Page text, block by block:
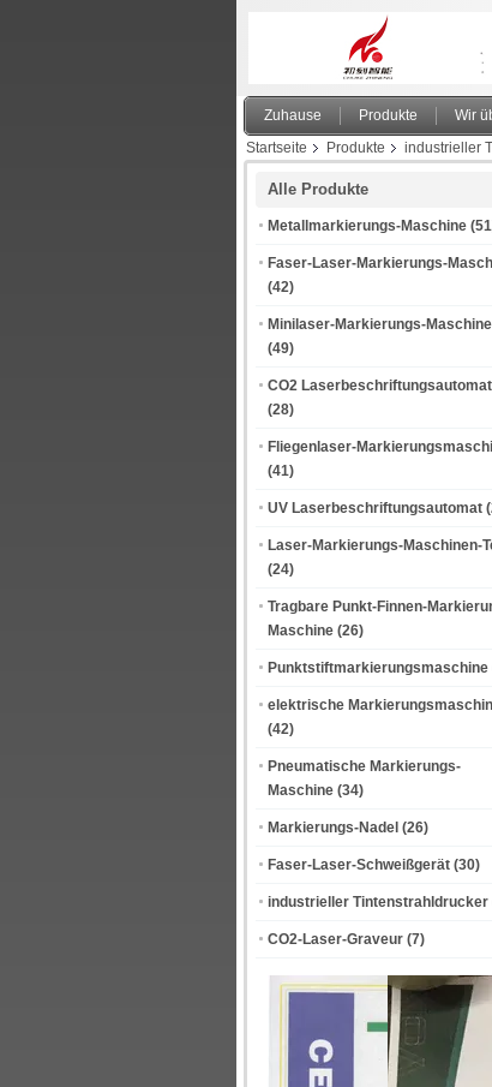
Zuhause Produkte Wir
Startseite
Produkte industrieller
Alle Produkte
Metallmarkierungs-Maschine
Faser-Laser-Markierungs-
(42)
Minilaser-Markierungs-Maschine
(49)
CO2 Laserbeschriftungsautomat
(28)
Fliegenlaser-
(41)
UV Laserbeschriftungsautomat
Laser-Markierungs-Maschinen-
(24)
Tragbare Punkt-Finnen-
Maschine (26)
Punktstiftmarkierungsmaschine
elektrische
(42)
Pneumatische Markierungs-
Maschine (34)
Markierungs-Nadel (26)
Faser-Laser-Schweißgerät (30)
industrieller Tintenstrahldrucker
CO2-Laser-Graveur (7)